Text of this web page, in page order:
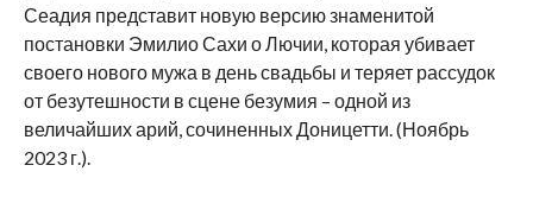
Сеадия представит новую версию знаменитой
постановки Эмилио Сахи о Лючии, которая убивает
своего нового мужа в день свадьбы и теряет рассудок
от безутешности в сцене безумия – одной из
величайших арий, сочиненных Доницетти. (Ноябрь
2023 г.).